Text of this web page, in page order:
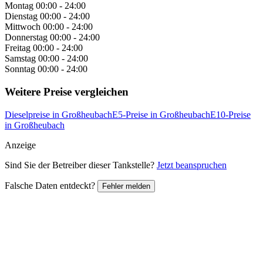
Montag 00:00 - 24:00
Dienstag 00:00 - 24:00
Mittwoch 00:00 - 24:00
Donnerstag 00:00 - 24:00
Freitag 00:00 - 24:00
Samstag 00:00 - 24:00
Sonntag 00:00 - 24:00
Weitere Preise vergleichen
Dieselpreise in GroßheubachE5-Preise in GroßheubachE10-Preise
in Großheubach
Anzeige
Sind Sie der Betreiber dieser Tankstelle? Jetzt beanspruchen
Falsche Daten entdeckt? Fehler melden